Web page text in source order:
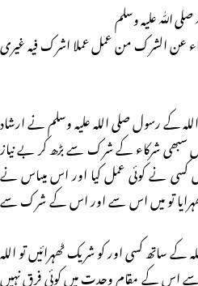
اللّٰہ علیہ وسلم
عن الشرک من عمل عملا اشرک فیہ غیری
کے رسول صلی اللہ علیہ وسلم نے ارشاد
میں سبھی شرکاء کے شرک سے بڑھ کر بے نیاز
کسی نے کوئی عمل کیا اور اس میںاس نے
تو میں اس سے اور اس کے شرک سے
کے ساتھ کسی اور کو شریک ٹھہرائیں تو اللہ
اس کے مقام وحدت میں کوئی فرق نہیں